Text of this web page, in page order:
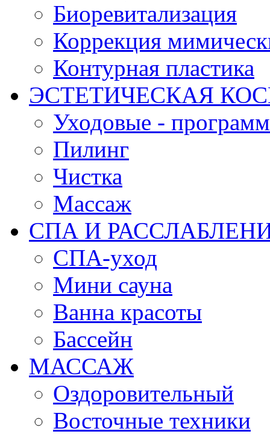
Биоревитализация
Коррекция
Контурная пластика
ЭСТЕТИЧЕСКАЯ
Уходовые -
Пилинг
Чистка
Массаж
СПА И
СПА-уход
Мини сауна
Ванна красоты
Бассейн
МАССАЖ
Оздоровительный
Восточные техники